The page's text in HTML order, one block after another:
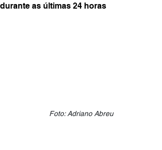
durante as últimas 24 horas
Foto: Adriano Abreu